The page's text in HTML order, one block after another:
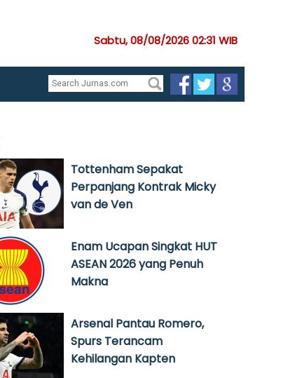
Sabtu, 08/08/2026 02:31 WIB
Tottenham Sepakat
Perpanjang Kontrak Micky
van de Ven
Enam Ucapan Singkat HUT
ASEAN 2026 yang Penuh
Makna
Arsenal Pantau Romero,
Spurs Terancam
Kehilangan Kapten